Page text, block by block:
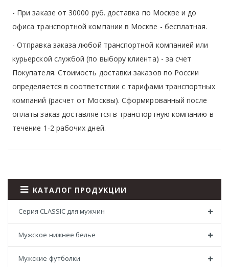
- При заказе от 30000 руб. доставка по Москве и до
офиса транспортной компании в Москве - бесплатная.
- Отправка заказа любой транспортной компанией или
курьерской службой (по выбору клиента) - за счет
Покупателя. Стоимость доставки заказов по России
определяется в соответствии с тарифами транспортных
компаний (расчет от Москвы). Сформированный после
оплаты заказ доставляется в транспортную компанию в
течение 1-2 рабочих дней.
КАТАЛОГ ПРОДУКЦИИ
Серия CLASSIC для мужчин
Мужское нижнее белье
Мужские футболки